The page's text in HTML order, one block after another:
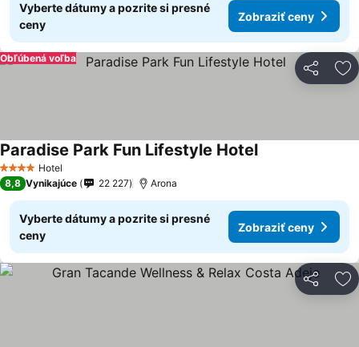
Vyberte dátumy a pozrite si presné
ceny
Zobraziť ceny
Zdieľať
Obľúbená voľba
4 Počet hviezdičiek
Hotel
Paradise Park Fun Lifestyle Hotel
8,8 Vynikajúce 22 227 Arona
Vyberte dátumy a pozrite si presné
ceny
Zobraziť ceny
Zdieľať